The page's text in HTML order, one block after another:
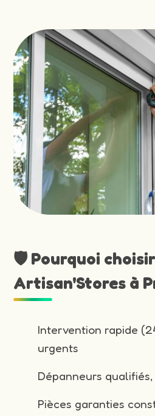
🛡️ Pourquoi choisir
Artisan'Stores à
Intervention rapide
urgents
Dépanneurs
Pièces garanties